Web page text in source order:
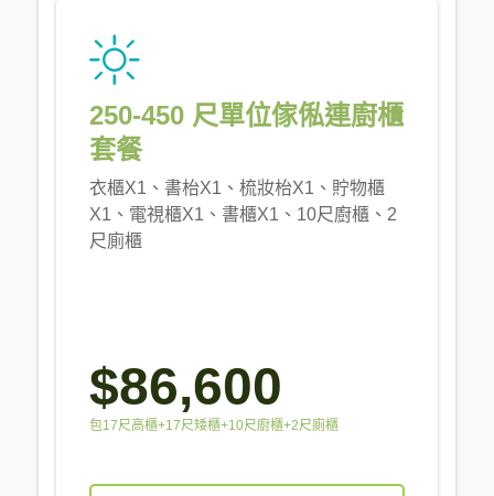
250-450 尺單位傢俬連廚櫃
套餐
衣櫃X1、書枱X1、梳妝枱X1、貯物櫃
X1、電視櫃X1、書櫃X1、10尺廚櫃、2
尺廁櫃
$86,600
包17尺高櫃+17尺矮櫃+10尺廚櫃+2尺廁櫃